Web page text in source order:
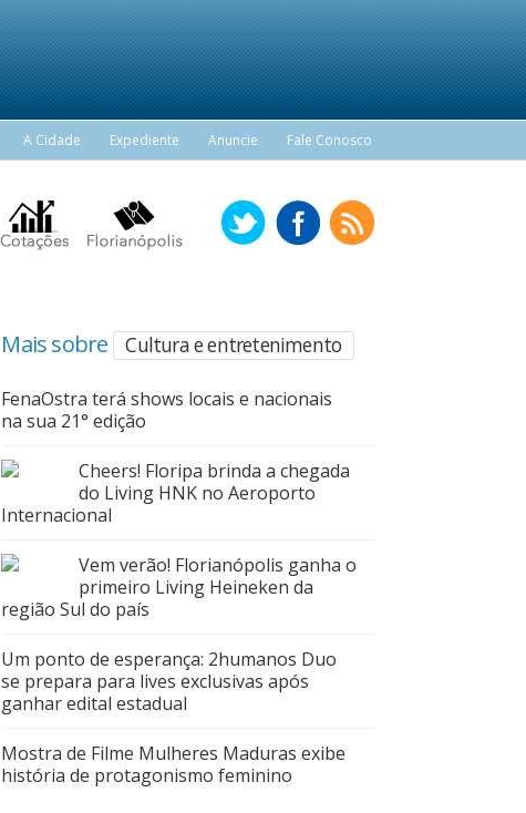
A Cidade Expediente Anuncie Fale Conosco
Mais sobre Cultura e entretenimento
FenaOstra terá shows locais e nacionais
na sua 21° edição
Cheers! Floripa brinda a chegada
do Living HNK no Aeroporto
Internacional
Vem verão! Florianópolis ganha o
primeiro Living Heineken da
região Sul do país
Um ponto de esperança: 2humanos Duo
se prepara para lives exclusivas após
ganhar edital estadual
Mostra de Filme Mulheres Maduras exibe
história de protagonismo feminino